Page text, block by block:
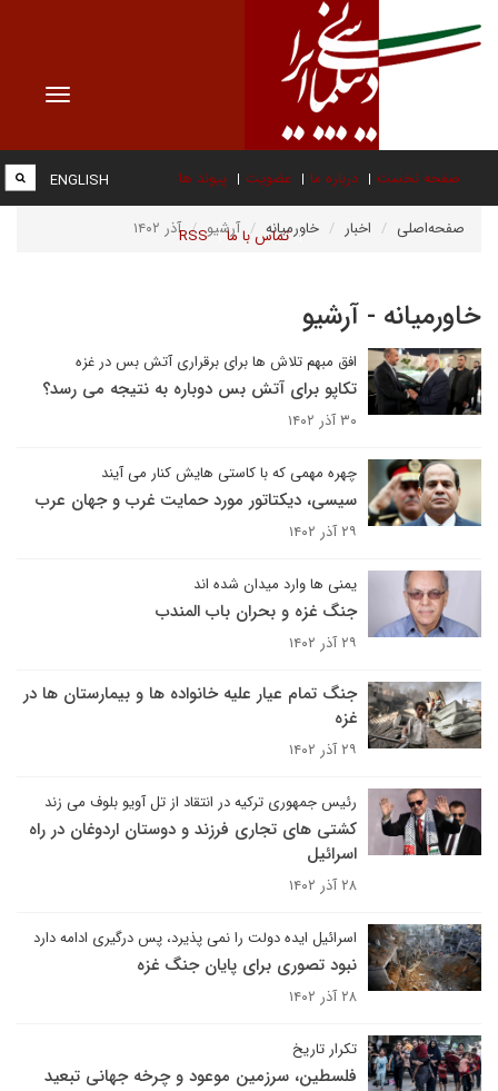
Toggle
صفحه نخست درباره ما عضویت پیوند ها
تماس با ما RSS
ENGLISH
صفحه‌اصلی اخبار خاورمیانه آرشیو آذر ۱۴۰۲
خاورمیانه - آرشیو
افق مبهم تلاش ها برای برقراری آتش بس در غزه
تکاپو برای آتش بس دوباره به نتیجه می رسد؟
۳۰ آذر ۱۴۰۲
چهره مهمی که با کاستی هایش کنار می آیند
سیسی، دیکتاتور مورد حمایت غرب و جهان عرب
۲۹ آذر ۱۴۰۲
یمنی ها وارد میدان شده اند
جنگ غزه و بحران باب المندب
۲۹ آذر ۱۴۰۲
جنگ تمام عیار علیه خانواده ها و بیمارستان ها در
غزه
۲۹ آذر ۱۴۰۲
رئیس جمهوری ترکیه در انتقاد از تل آویو بلوف می زند
کشتی های تجاری فرزند و دوستان اردوغان در راه
اسرائیل
۲۸ آذر ۱۴۰۲
اسرائیل ایده دولت را نمی پذیرد، پس درگیری ادامه دارد
نبود تصوری برای پایان جنگ غزه
۲۸ آذر ۱۴۰۲
تکرار تاریخ
فلسطین، سرزمین موعود و چرخه جهانی تبعید